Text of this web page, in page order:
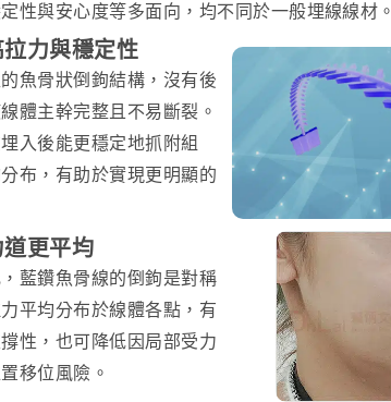
性與安心度等多面向，均不同於一般埋線線材。
力與穩定性
魚骨狀倒鉤結構，沒有後
體主幹完整且不易斷裂。
入後能更穩定地抓附組
布，有助於實現更明顯的
更平均
藍鑽魚骨線的倒鉤是對稱
平均分布於線體各點，有
性，也可降低因局部受力
移位風險。